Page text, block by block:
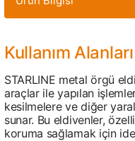
Kullanım Alanları
STARLINE metal örgü
araçlar ile yapılan
kesilmelere ve diğer
sunar. Bu eldivenler,
koruma sağlamak için